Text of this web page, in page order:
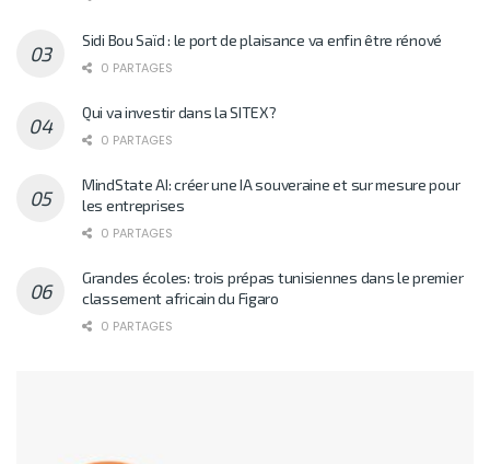
Sidi Bou Saïd : le port de plaisance va enfin être rénové
0 PARTAGES
Qui va investir dans la SITEX?
0 PARTAGES
MindState AI: créer une IA souveraine et sur mesure pour
les entreprises
0 PARTAGES
Grandes écoles: trois prépas tunisiennes dans le premier
classement africain du Figaro
0 PARTAGES